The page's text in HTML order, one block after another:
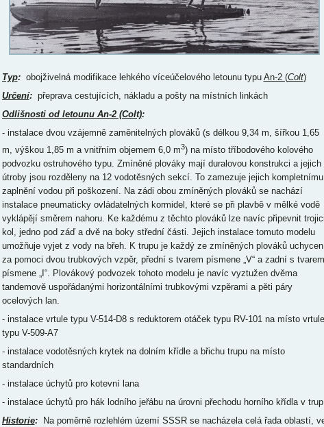
Typ:obojživelná modifikace lehkého víceúčelového letounu typu An-2 (Colt)
Určení:přeprava cestujících, nákladu a pošty na místních linkách
Odlišnosti od letounu An-2 (Colt):
- instalace dvou vzájemně zaměnitelných plováků (s délkou 9,34 m, šířkou 1,65
m, výškou 1,85 m a vnitřním objemem 6,0 m3) na místo tříbodového kolového
podvozku ostruhového typu. Zmíněné plováky mají duralovou konstrukci a jejich
útroby jsou rozděleny na 12 vodotěsných sekcí. To zamezuje jejich kompletnímu
zaplnění vodou při poškození. Na zádi obou zmíněných plováků se nachází
instalace pneumaticky ovládatelných kormidel, které se při plavbě v mělké vodě
vyklápějí směrem nahoru. Ke každému z těchto plováků lze navíc připevnit
kol, jedno pod záď a dvě na boky střední části. Jejich instalace tomuto modelu
umožňuje vyjet z vody na břeh. K trupu je každý ze zmíněných plováků uchycen
za pomoci dvou trubkových vzpěr, přední s tvarem písmene „V“ a zadní s tvarem
písmene „I“. Plovákový podvozek tohoto modelu je navíc vyztužen dvěma
tandemově uspořádanými horizontálními trubkovými vzpěrami a pěti páry
ocelových lan.
- instalace vrtule typu V-514-D8 s reduktorem otáček typu RV-101 na místo vrtule
typu V-509-A7
- instalace vodotěsných krytek na dolním křídle a břichu trupu na místo
standardních
- instalace úchytů pro kotevní lana
- instalace úchytů pro hák lodního jeřábu na úrovni přechodu horního křídla v trup
Historie:Na poměrně rozlehlém území SSSR se nacházela celá řada oblastí,